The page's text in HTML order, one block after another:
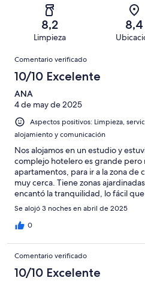
puntuación
puntuación
puntuación
Normal
una
puntuación
Mediocre
625
una
puntuación
de
Horrible
8,2
Limpieza
8,4
Comentarios
Comentario verificado
10/10 Excelente
ANA
4 de may de 2025
Aspectos positivos: Limpieza,
alojamiento y comunicación
Nos alojamos en un estudio y
complejo hotelero es grande pero
apartamentos, para ir a la zona de
muy cerca. Tiene zonas
encantó la tranquilidad, lo fácil
cuenta con mucho aparcamiento
todo. Volveríamos a repetir.
Se alojó 3 noches en abril de 2025
0
Comentario verificado
10/10 Excelente